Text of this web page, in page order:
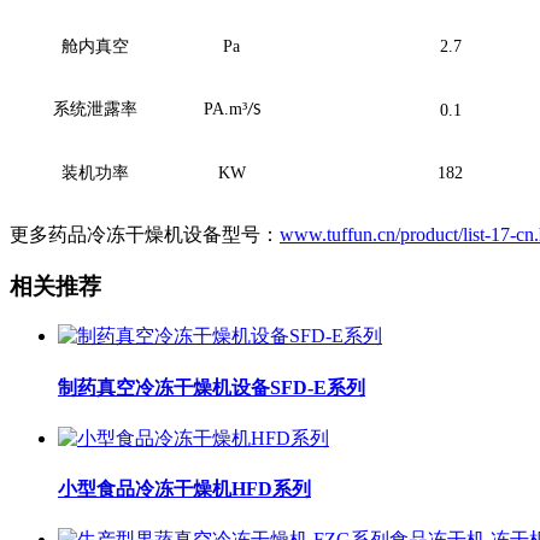
舱内真空 Pa 2.7
系统泄露率 PA.m³/S 0.1
装机功率 KW 182
更多药品冷冻干燥机设备型号： www.tuffun.cn/product/list-17-
相关推荐
制药真空冷冻干燥机设备SFD-E系列
小型食品冷冻干燥机HFD系列